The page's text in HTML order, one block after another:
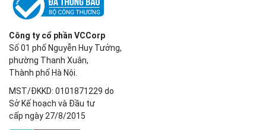
Công ty cổ phần VCCorp
Số 01 phố Nguyễn Huy Tưởng,
phường Thanh Xuân,
Thành phố Hà Nội.
MST/ĐKKD: 0101871229 do
Sở Kế hoạch và Đầu tư
cấp ngày 27/8/2015